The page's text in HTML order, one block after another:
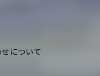
について